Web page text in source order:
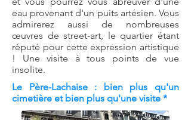
eau provenant d'un puits artésien. Vous
admirerez aussi de nombreuses
œuvres de street-art, le quartier étant
réputé pour cette expression artistique
! Une visite à tous points de vue
insolite.
Le Père-Lachaise : bien plus qu'un
cimetière et bien plus qu'une visite *